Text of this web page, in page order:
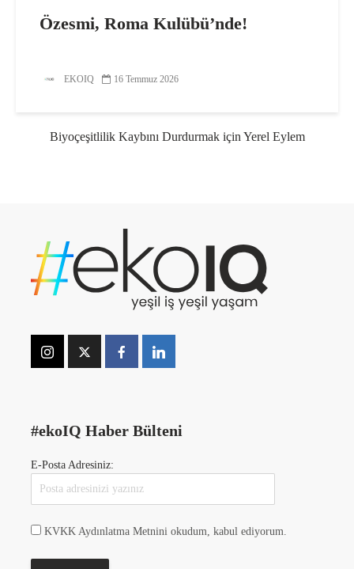
Özesmi, Roma Kulübü’nde!
EKOIQ 16 Temmuz 2026
Biyoçeşitlilik Kaybını Durdurmak için Yerel Eylem
#ekoIQ Haber Bülteni
E-Posta Adresiniz:
KVKK Aydınlatma Metnini okudum, kabul ediyorum.